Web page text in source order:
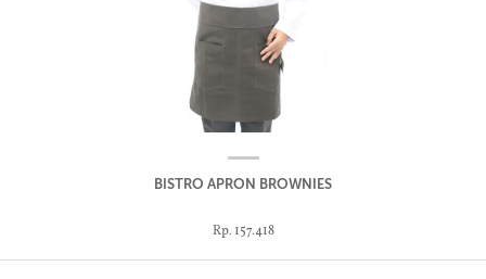
BISTRO APRON BROWNIES
Rp. 157.418